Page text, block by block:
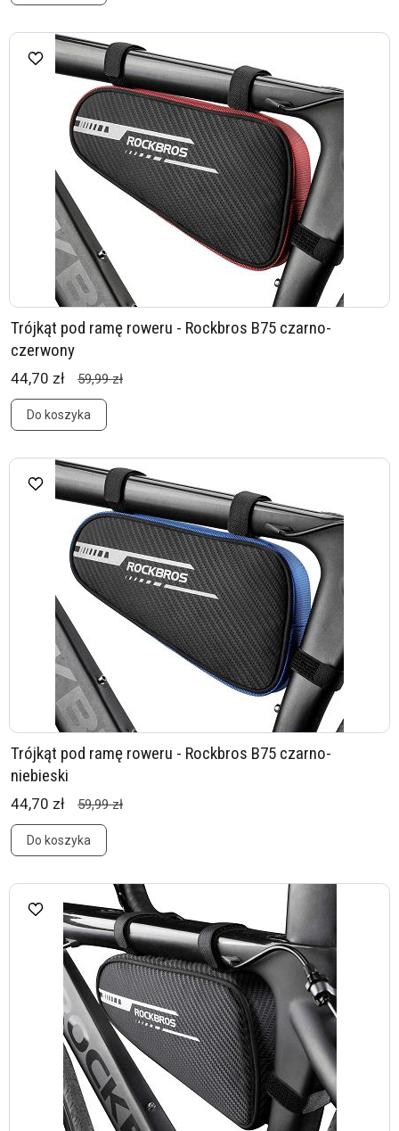
Trójkąt pod ramę roweru - Rockbros B75 czarno-
czerwony
44,70 zł 59,99 zł
Do koszyka
Trójkąt pod ramę roweru - Rockbros B75 czarno-
niebieski
44,70 zł 59,99 zł
Do koszyka